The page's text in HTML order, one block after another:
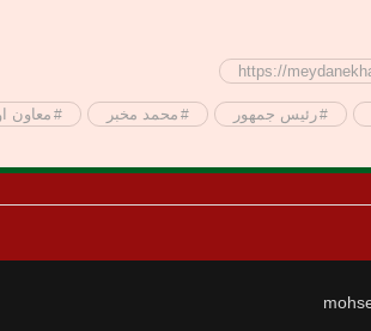
https://
رئیس جمهور محمد مخبر معاون